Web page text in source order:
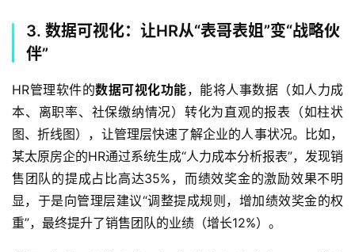
3. 数据可视化：让HR从“表哥表姐”变“战略伙
伴”
HR管理软件的数据可视化功能，能将人事数据（如人力成
本、离职率、社保缴纳情况）转化为直观的报表（如柱状
图、折线图），让管理层快速了解企业的人事状况。比如，
某太原房企的HR通过系统生成“人力成本分析报表”，发现销
售团队的提成占比高达35%，而绩效奖金的激励效果不明
显，于是向管理层建议“调整提成规则，增加绩效奖金的权
重”，最终提升了销售团队的业绩（增长12%）。